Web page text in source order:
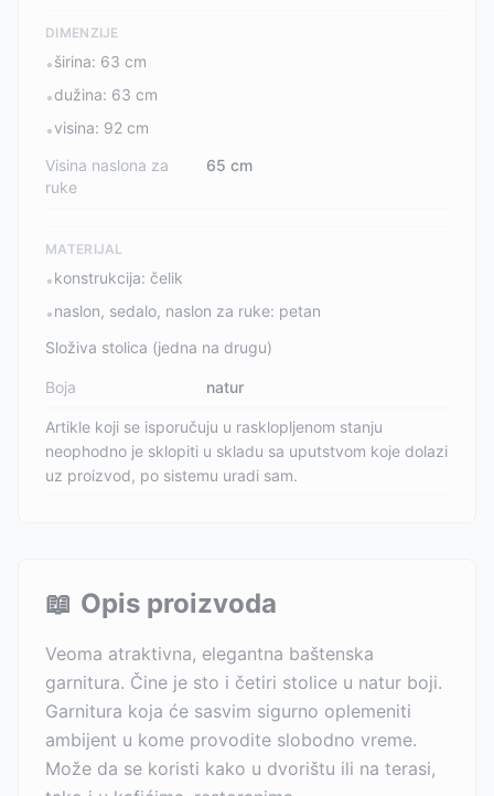
DIMENZIJE
•širina: 63 cm
•dužina: 63 cm
•visina: 92 cm
Visina naslona za
ruke
65 cm
MATERIJAL
•konstrukcija: čelik
•naslon, sedalo, naslon za ruke: petan
Složiva stolica (jedna na drugu)
Boja natur
Artikle koji se isporučuju u rasklopljenom stanju
neophodno je sklopiti u skladu sa uputstvom koje dolazi
uz proizvod, po sistemu uradi sam.
📖 Opis proizvoda
Veoma atraktivna, elegantna baštenska
garnitura. Čine je sto i četiri stolice u natur boji.
Garnitura koja će sasvim sigurno oplemeniti
ambijent u kome provodite slobodno vreme.
Može da se koristi kako u dvorištu ili na terasi,